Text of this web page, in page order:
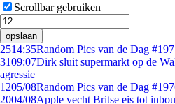
Scrollbar gebruiken
opslaan
2514:35Random Pics van de Dag
3109:07Dirk sluit supermarkt op de
agressie
1205/08Random Pics van de Dag
2004/08Apple vecht Britse eis tot